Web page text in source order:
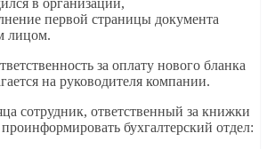
в организации,
первой страницы документа
лицом.
за оплату нового бланка
на руководителя компании.
сотрудник, ответственный за книжки
бухгалтерский отдел: